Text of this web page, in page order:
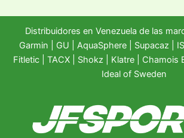
Distribuidores en Venezuela de las
Garmin
GU AquaSphere| Supacaz |
Fitletic
TACX Shokz Klatre Chamois
Ideal of Sweden